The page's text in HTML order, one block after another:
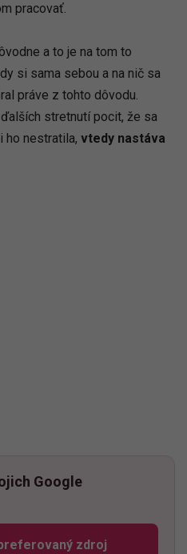
pracovať.
a to je na tom to
si sama sebou a na nič sa
práve z tohto dôvodu.
stretnutí pocit, že sa
ho nestratila, vtedy nastáva
Google
zdroj